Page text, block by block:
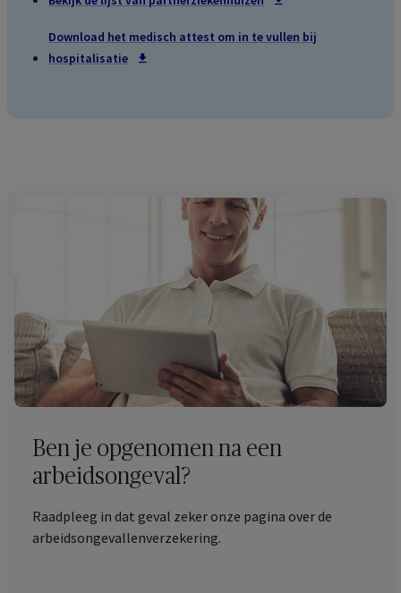
Download het medisch attest om in te vullen bij
hospitalisatie
Ben je opgenomen na een
arbeidsongeval?
Raadpleeg in dat geval zeker onze pagina over de
arbeidsongevallenverzekering.